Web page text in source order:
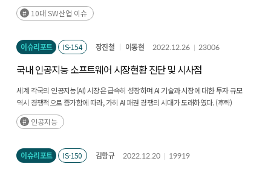
조사하고 분석하여, 2023년
10대 SW산업 이슈
이슈리포트 IS-154 장진철 이동현 2022.12.26 23006
국내 인공지능 소프트웨어 시장현황 진단 및 시사점
세계 각국의 인공지능(AI) 시장은 급속히 성장하며 AI 기술과 시장에 대한 투자 규모
역시 경쟁적으로 증가함에 따라, 가히 AI 패권 경쟁의 시대가 도래하였다. (후략)
인공지능
이슈리포트 IS-150 김항규 2022.12.20 19919